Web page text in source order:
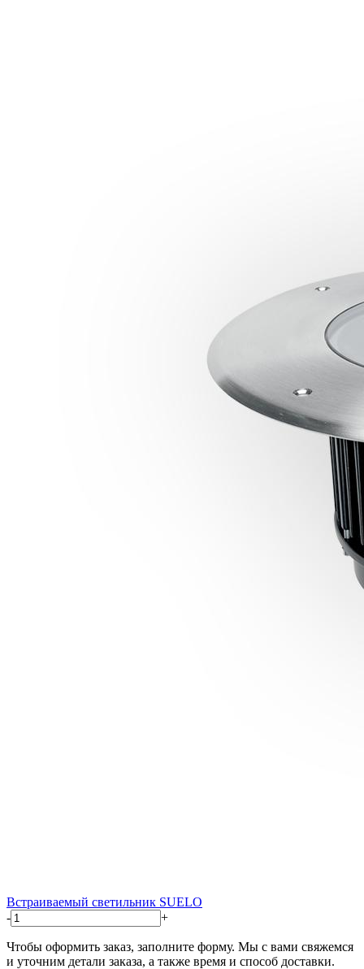
Встраиваемый светильник SUELO
-
+
Чтобы оформить заказ, заполните форму. Мы с вами свяжемся
и уточним детали заказа, а также время и способ доставки.